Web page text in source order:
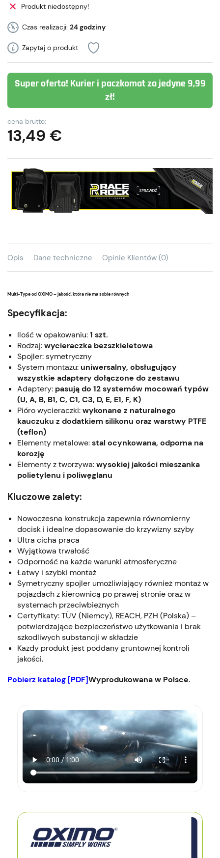
Produkt niedostępny!
Czas realizacji: 24 godziny
Zapytaj o produkt
Super oferta! Kurier i paczkomat za jedyne 9,99
zł!
cena brutto:
13,49 €
Opis Dane techniczne Opinie Klientów (0)
Multi-Type od OXIMO – jakość, która nie ma sobie równych
Specyfikacja:
Ilość w opakowaniu:1 szt.
Rodzaj:wycieraczka bezszkieletowa
Spojler: symetryczny
System montażu: uniwersalny, obsługujący
wszystkie adaptery dołączone do zestawu
Adaptery: pasują do 12 systemów mocowań typów
(U, A, B, B1, C, C1, C3, D, E, E1, F, K)
Pióro wycieraczki:wykonane z naturalnego
kauczuku z dodatkiem silikonu oraz warstwy PTFE
(teflon)
Elementy metalowe:stal ocynkowana, odporna na
korozję
Elementy z tworzywa:wysokiej jakości mieszanka
polietylenu i poliwęglanu
Kluczowe zalety:
Nowoczesna konstrukcja zapewnia równomierny
docisk i idealne dopasowanie do krzywizny szyby
Ultra cicha praca
Wyjątkowa trwałość
Odporność na każde warunki atmosferyczne
Łatwy i szybki montaż
Symetryczny spojler umożliwiający również montaż w
pojazdach z kierownicą po prawej stronie oraz w
systemach przeciwbieżnych
Certyfikaty: TÜV (Niemcy), REACH, PZH (Polska) –
potwierdzające bezpieczeństwo użytkowania i brak
szkodliwych substancji w składzie
Każdy produkt jest poddany gruntownej kontroli
jakości.
Pobierz katalog [PDF]Wyprodukowana w Polsce.